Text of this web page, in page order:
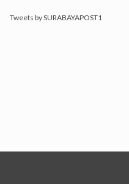
Tweets by SURABAYAPOST1